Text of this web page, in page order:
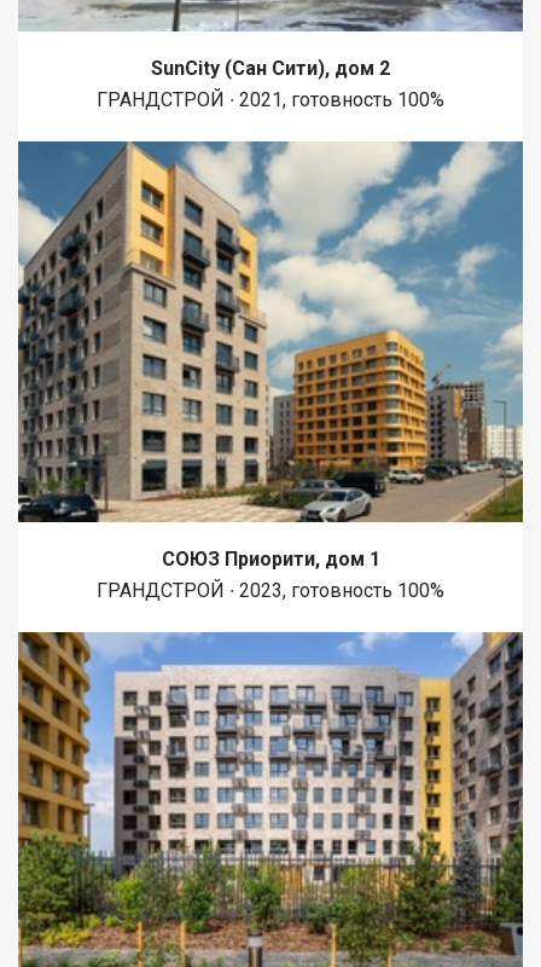
SunCity (Сан Сити), дом 2
ГРАНДСТРОЙ ∙ 2021, готовность 100%
СОЮЗ Приорити, дом 1
ГРАНДСТРОЙ ∙ 2023, готовность 100%